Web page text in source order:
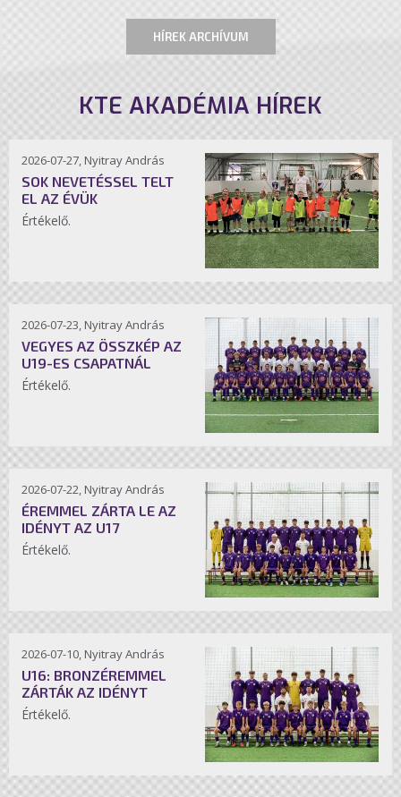
HÍREK ARCHÍVUM
KTE AKADÉMIA HÍREK
2026-07-27, Nyitray András
SOK NEVETÉSSEL TELT
EL AZ ÉVÜK
Értékelő.
2026-07-23, Nyitray András
VEGYES AZ ÖSSZKÉP AZ
U19-ES CSAPATNÁL
Értékelő.
2026-07-22, Nyitray András
ÉREMMEL ZÁRTA LE AZ
IDÉNYT AZ U17
Értékelő.
2026-07-10, Nyitray András
U16: BRONZÉREMMEL
ZÁRTÁK AZ IDÉNYT
Értékelő.